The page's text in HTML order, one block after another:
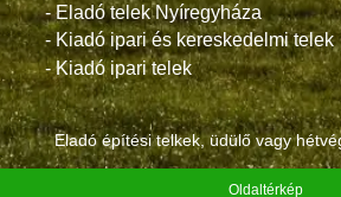
- Eladó telek Nyíregyháza
- Kiadó ipari és kereskedelmi telek
- Kiadó ipari telek
Eladó építési telkek, üdülő vagy
Oldaltérkép